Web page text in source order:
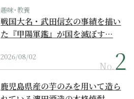
趣味･教養
戦国大名・武田信玄の事績を描い
た『甲陽軍鑑』が国を滅ぼす…
2026/08/02
No.
鹿児島県産の芋のみを用いて造ら